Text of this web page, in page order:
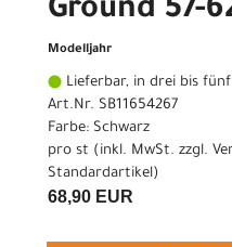
Ground 57-
Modelljahr
Lieferbar, in drei bis fünf
Art.Nr. SB11654267
Farbe: Schwarz
pro st (inkl. MwSt. zzgl.
Standardartikel)
68,90 EUR